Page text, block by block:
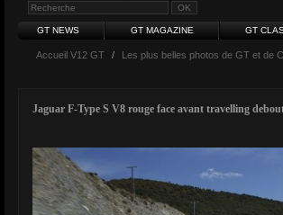
GT NEWS GT MAGAZINE GT
Accueil V12 GT / Les plus belles photos de GT et de
Jaguar F-Type S V8 rouge face avant travelling